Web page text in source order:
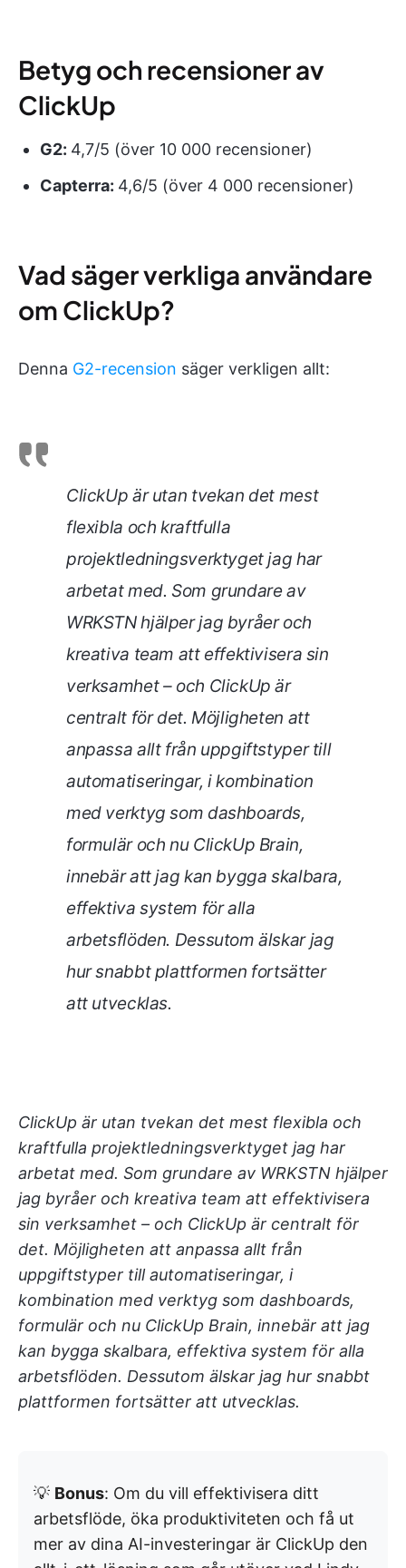
Betyg och recensioner av
ClickUp
G2: 4,7/5 (över 10 000 recensioner)
Capterra: 4,6/5 (över 4 000 recensioner)
Vad säger verkliga användare
om ClickUp?
Denna G2-recension säger verkligen allt:
ClickUp är utan tvekan det mest
flexibla och kraftfulla
projektledningsverktyget jag har
arbetat med. Som grundare av
WRKSTN hjälper jag byråer och
kreativa team att effektivisera sin
verksamhet – och ClickUp är
centralt för det. Möjligheten att
anpassa allt från uppgiftstyper till
automatiseringar, i kombination
med verktyg som dashboards,
formulär och nu ClickUp Brain,
innebär att jag kan bygga skalbara,
effektiva system för alla
arbetsflöden. Dessutom älskar jag
hur snabbt plattformen fortsätter
att utvecklas.
ClickUp är utan tvekan det mest flexibla och
kraftfulla projektledningsverktyget jag har
arbetat med. Som grundare av WRKSTN hjälper
jag byråer och kreativa team att effektivisera
sin verksamhet – och ClickUp är centralt för
det. Möjligheten att anpassa allt från
uppgiftstyper till automatiseringar, i
kombination med verktyg som dashboards,
formulär och nu ClickUp Brain, innebär att jag
kan bygga skalbara, effektiva system för alla
arbetsflöden. Dessutom älskar jag hur snabbt
plattformen fortsätter att utvecklas.
💡 Bonus: Om du vill effektivisera ditt
arbetsflöde, öka produktiviteten och få ut
mer av dina AI-investeringar är ClickUp den